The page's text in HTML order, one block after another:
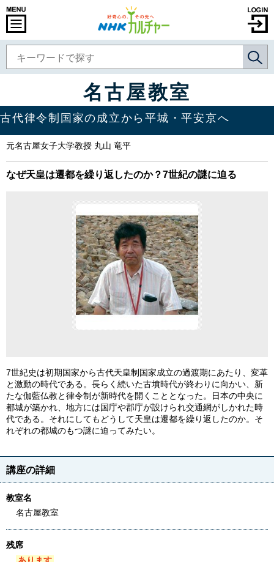
名古屋教室
古代律令制国家の成立から平城・平安京へ
元名古屋女子大学教授 丸山 竜平
なぜ天皇は遷都を繰り返したのか？7世紀の謎に迫る
7世紀史は初期国家から古代天皇制国家成立の過渡期にあたり、変革
と激動の時代である。長らく続いた古墳時代が終わりに向かい、新
たな伽藍仏教と律令制が新時代を開くこととなった。日本の中央に
都城が築かれ、地方には国庁や郡庁が設けられ交通網がしかれた時
代である。それにしてもどうして天皇は遷都を繰り返したのか。そ
れぞれの都城のもつ謎に迫ってみたい。
講座の詳細
教室名
名古屋教室
残席
あります